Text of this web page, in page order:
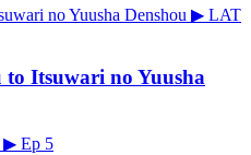
▶ LAT
Itsuwari no Yuusha
▶ Ep 5